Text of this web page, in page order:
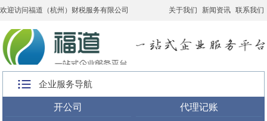
欢迎访问福道（杭州）财税服务有限公司 关于我们 新闻资讯 联系我们
企业服务导航
开公司 代理记账